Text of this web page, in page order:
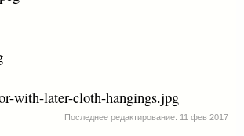
Последнее редактирование: 11 фев 2017